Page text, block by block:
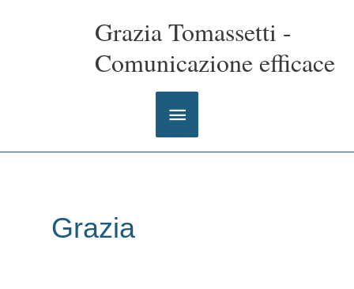
Grazia Tomassetti -
Comunicazione efficace
Menu
principale
Grazia